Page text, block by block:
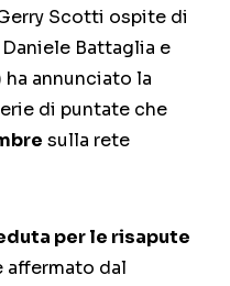
Scotti ospite di
Battaglia e
annunciato la
di puntate che
sulla rete
per le risapute
affermato dal